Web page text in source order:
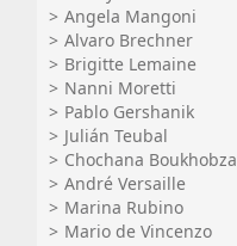
Angela Mangoni
Alvaro Brechner
Brigitte Lemaine
Nanni Moretti
Pablo Gershanik
Julián Teubal
Chochana Boukhobza
André Versaille
Marina Rubino
Mario de Vincenzo